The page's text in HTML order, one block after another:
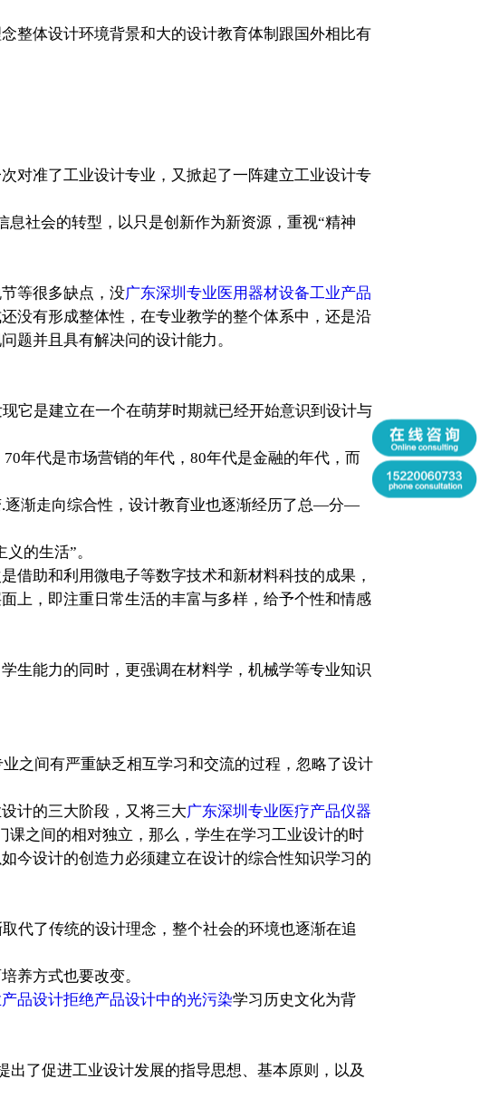
整体设计环境背景和大的设计教育体制跟国外相比有
对准了工业设计专业，又掀起了一阵建立工业设计专
社会的转型，以只是创新作为新资源，重视“精神
等很多缺点，没广东深圳专业医用器材设备工业产品
没有形成整体性，在专业教学的整个体系中，还是沿
题并且具有解决问的设计能力。
是建立在一个在萌芽时期就已经开始意识到设计与
年代是市场营销的年代，80年代是金融的年代，而
逐渐走向综合性，设计教育业也逐渐经历了总—分—
的生活”。
借助和利用微电子等数字技术和新材料科技的成果，
上，即注重日常生活的丰富与多样，给予个性和情感
能力的同时，更强调在材料学，机械学等专业知识
间有严重缺乏相互学习和交流的过程，忽略了设计
计的三大阶段，又将三大广东深圳专业医疗产品仪器
课之间的相对独立，那么，学生在学习工业设计的时
今设计的创造力必须建立在设计的综合性知识学习的
了传统的设计理念，整个社会的环境也逐渐在追
养方式也要改变。
品设计拒绝产品设计中的光污染学习历史文化为背
了促进工业设计发展的指导思想、基本原则，以及